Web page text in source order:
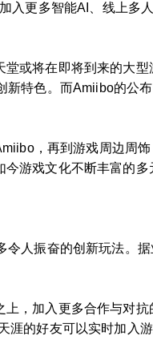
入更多智能AI、线上多
或将在即将到来的大
特色。而Amiibo的公
，再到游戏周边周
游戏文化不断丰富的多
人振奋的创新玩法。
，加入更多合作与对抗
的好友可以实时加入